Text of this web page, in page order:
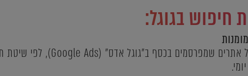
חיפוש בגוגל: